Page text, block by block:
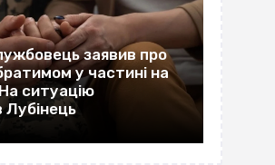
заявив про
у частині на
ситуацію
Лубінець